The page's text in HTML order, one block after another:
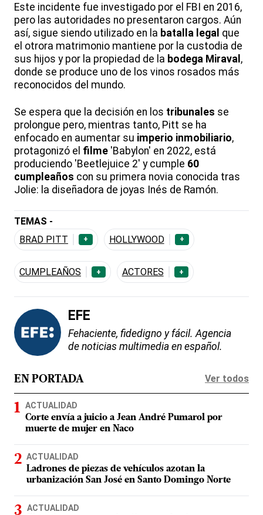
Este incidente fue investigado por el FBI en 2016,
pero las autoridades no presentaron cargos. Aún
así, sigue siendo utilizado en la batalla legal que
el otrora matrimonio mantiene por la custodia de
sus hijos y por la propiedad de la bodega Miraval ,
donde se produce uno de los vinos rosados más
reconocidos del mundo.
Se espera que la decisión en los tribunales se
prolongue pero, mientras tanto, Pitt se ha
enfocado en aumentar su imperio inmobiliario,
protagonizó el filme 'Babylon' en 2022, está
produciendo 'Beetlejuice 2' y cumple 60
cumpleaños con su primera novia conocida tras
Jolie: la diseñadora de joyas Inés de Ramón.
TEMAS -
BRAD PITT
+ HOLLYWOOD +
CUMPLEAÑOS + ACTORES +
EFE
Fehaciente, fidedigno y fácil. Agencia
de noticias multimedia en español.
EN PORTADA Ver todos
ACTUALIDAD
Corte envía a juicio a Jean André Pumarol por
muerte de mujer en Naco
ACTUALIDAD
Ladrones de piezas de vehículos azotan la
urbanización San José en Santo Domingo Norte
ACTUALIDAD